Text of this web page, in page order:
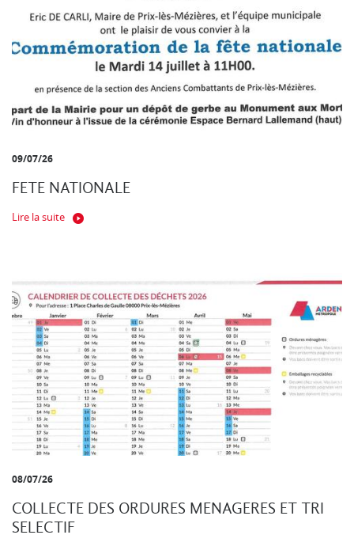
09/07/26
FETE NATIONALE
Lire la suite
08/07/26
COLLECTE DES ORDURES MENAGERES ET TRI
SELECTIF